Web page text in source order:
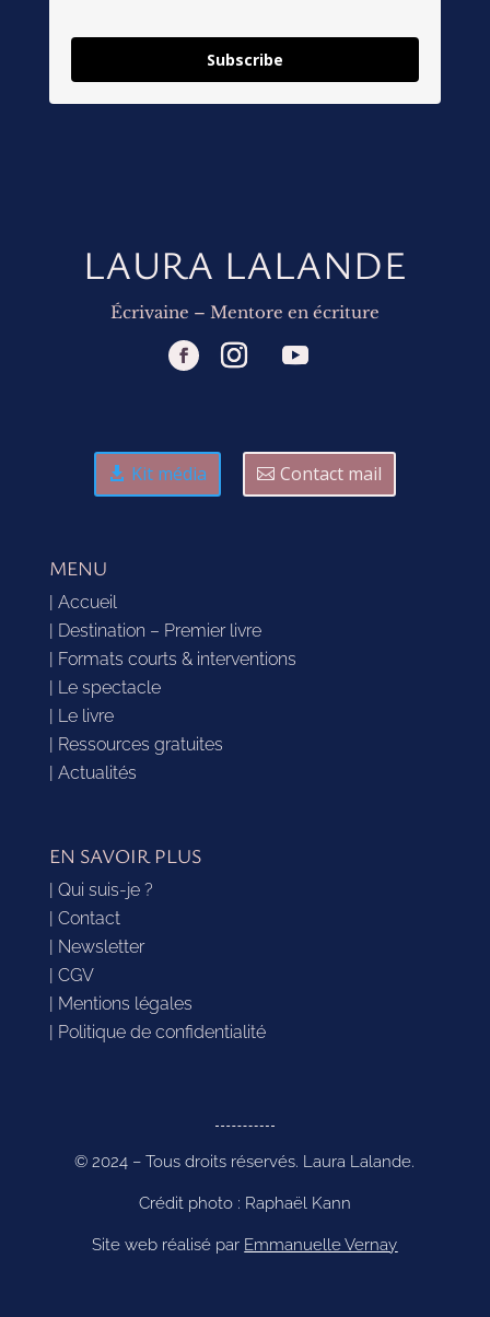
Subscribe
LAURA LALANDE
Écrivaine – Mentore en écriture
Kit média Contact mail
MENU
| Accueil
| Destination – Premier livre
| Formats courts & interventions
| Le spectacle
| Le livre
| Ressources gratuites
| Actualités
EN SAVOIR PLUS
| Qui suis-je ?
| Contact
| Newsletter
| CGV
| Mentions légales
| Politique de confidentialité
© 2024 – Tous droits réservés. Laura Lalande.
Crédit photo : Raphaël Kann
Site web réalisé par Emmanuelle Vernay